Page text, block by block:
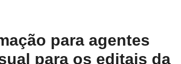
para agentes
para os editais da